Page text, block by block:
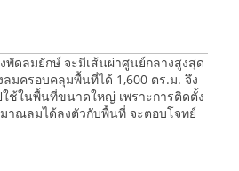
พัดลมยักษ์ จะมีเส้นผ่าศูนย์กลางสูงสุด
ลมครอบคลุมพื้นที่ได้ 1,600 ตร.ม. จึง
ใช้ในพื้นที่ขนาดใหญ่ เพราะการติดตั้ง
าณลมได้ลงตัวกับพื้นที่ จะตอบโจทย์